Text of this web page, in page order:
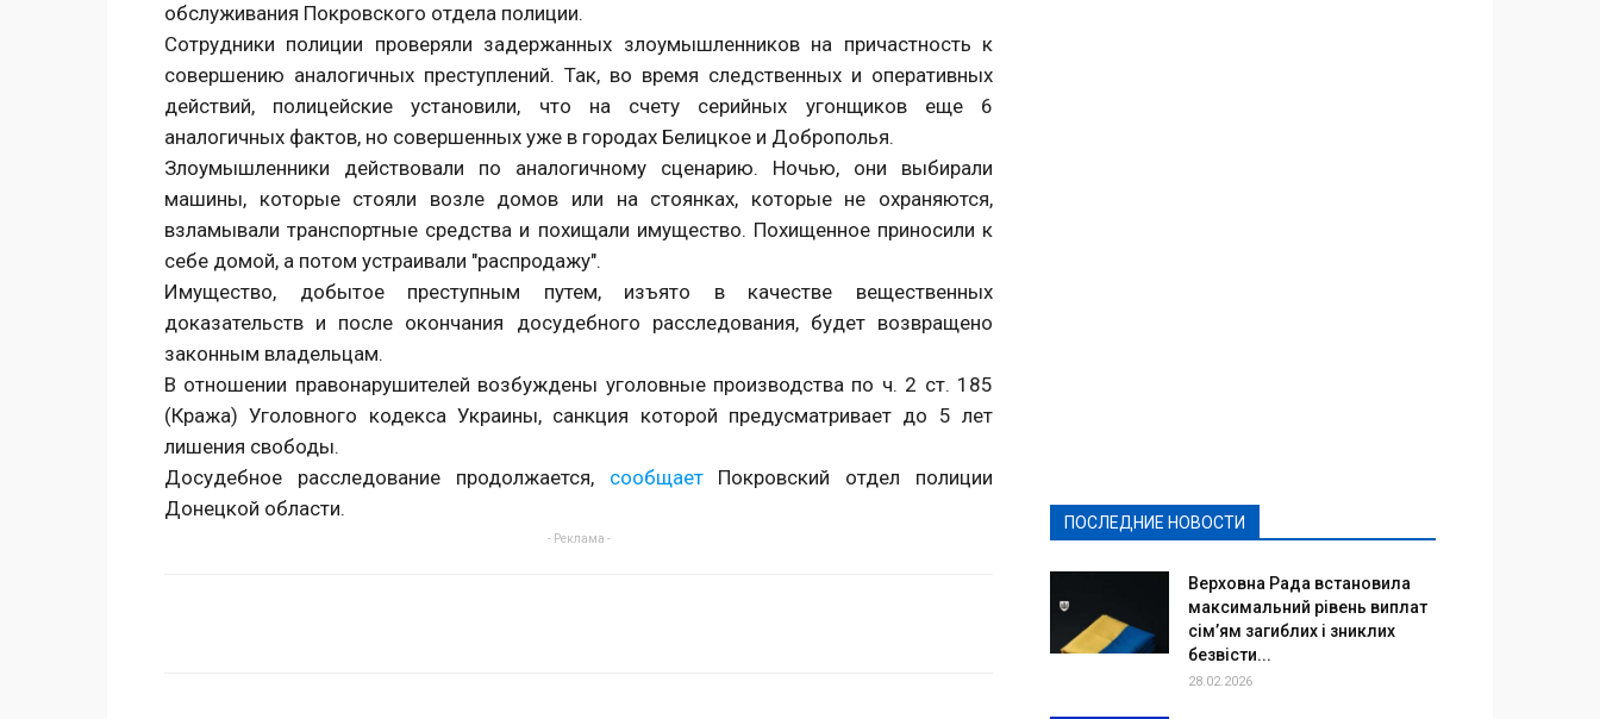
обслуживания Покровского отдела полиции.
Сотрудники полиции проверяли задержанных злоумышленников на причастность к
совершению аналогичных преступлений. Так, во время следственных и оперативных
действий, полицейские установили, что на счету серийных угонщиков еще 6
аналогичных фактов, но совершенных уже в городах Белицкое и Доброполья.
Злоумышленники действовали по аналогичному сценарию. Ночью, они выбирали
машины, которые стояли возле домов или на стоянках, которые не охраняются,
взламывали транспортные средства и похищали имущество. Похищенное приносили к
себе домой, а потом устраивали "распродажу".
Имущество, добытое преступным путем, изъято в качестве вещественных
доказательств и после окончания досудебного расследования, будет возвращено
законным владельцам.
В отношении правонарушителей возбуждены уголовные производства по ч. 2 ст. 185
(Кража) Уголовного кодекса Украины, санкция которой предусматривает до 5 лет
лишения свободы.
Досудебное расследование продолжается, сообщает Покровский отдел полиции
Донецкой области.
- Реклама -
ПОСЛЕДНИЕ НОВОСТИ
Верховна Рада встановила
максимальний рівень виплат
сім’ям загиблих і зниклих
безвісти...
28.02.2026